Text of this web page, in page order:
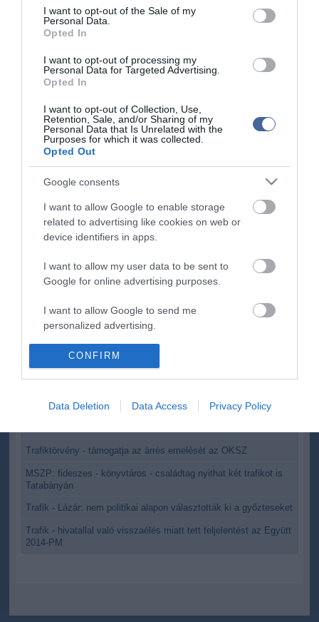
consent section.
I want to opt-out of the Sale of my
Personal Data.
Opted In
I want to opt-out of processing my
Personal Data for Targeted Advertising.
Opted In
I want to opt-out of Collection, Use,
Retention, Sale, and/or Sharing of my
Personal Data that Is Unrelated with the
Purposes for which it was collected.
Opted Out
Google consents
I want to allow Google to enable storage
related to advertising like cookies on web or
device identifiers in apps.
I want to allow my user data to be sent to
Google for online advertising purposes.
I want to allow Google to send me
personalized advertising.
I want to allow Google to enable storage
related to analytics like cookies on web or
I want to allow Google to enable storage
I want to allow Google to enable storage
related to personalization.
I want to allow Google to enable storage
functionality and fraud prevention, and other
user protection.
CONFIRM
Data Deletion Data Access Privacy Policy
a bűncselekmény gyanúját is felvető módon történt az elbírálás".
Az MSZP azt követeli, hogy érvénytelenítsék a pályázatok
szakma is bele tud szólni és amelyik biztosítja a korábban is
dohányforgalmazással foglalkozó családok megélhetését.
A szocialista frakció azt kérte, hogy azok vihessék tovább ezt az
üzletet, akik eddig is csinálták, ne pedig "a fideszes haverok,
rokonok". Úgy tűnik, azt garantálták, hogy a fideszesek
mindenképpen lehetőséghez jussanak - reagált egy kérdésre
Lázár János a hétfői kormányszóvivői sajtótájékoztatón
kijelentette: semmilyen bizonyíték nincs arra, hogy politikai alapon
választották volna ki a trafikpályázatok győzteseit. A
Miniszterelnökséget vezető államtitkár a pályázati eredményekkel
garantálni, hogy "minden trafik szocialistákhoz kerüljön", és nem
tudja kizárni azt sem, hogy a győztesek között vannak, akik
Trafiktörvény - támogatja az árrés emelését az OKSZ
MSZP: fideszes - könyvtáros - családtag nyithat két trafikot is
Tatabányán
Trafik - Lázár: nem politikai alapon választották ki a győzteseket
Trafik - hivatallal való visszaélés miatt tett feljelentést az Együtt
2014-PM